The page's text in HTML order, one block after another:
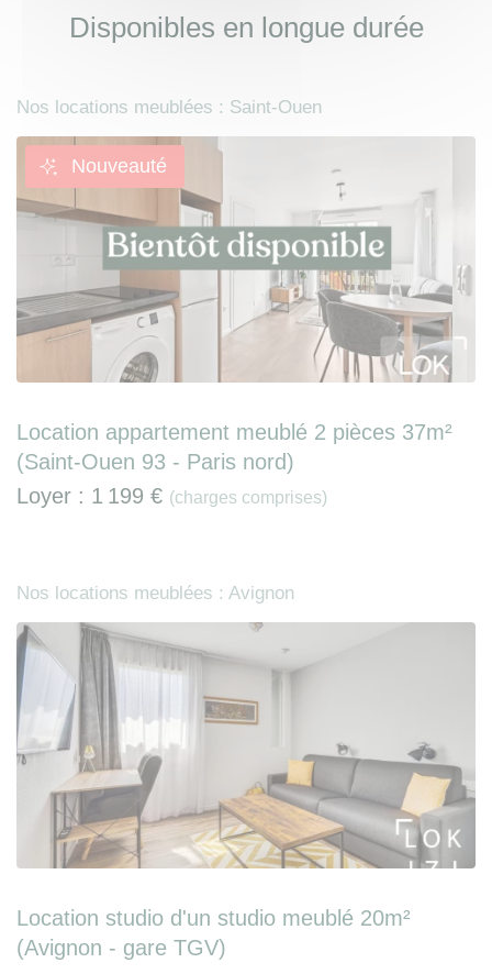
Disponibles en longue durée
Nos locations meublées : Saint-Ouen
Nouveauté
Location appartement meublé 2 pièces 37m²
(Saint-Ouen 93 - Paris nord)
Loyer : 1 199 € (charges comprises)
Nos locations meublées : Avignon
Location studio d'un studio meublé 20m²
(Avignon - gare TGV)